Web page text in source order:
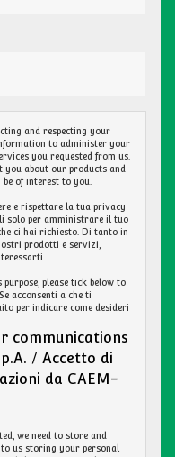
and respecting your
to administer your
you requested from us.
you about our products and
of interest to you.
e rispettare la tua privacy
solo per amministrare il tuo
ci hai richiesto. Di tanto in
prodotti e servizi,
please tick below to
acconsenti a che ti
per indicare come desideri
communications
/ Accetto di
da CAEM-
we need to store and
us storing your personal